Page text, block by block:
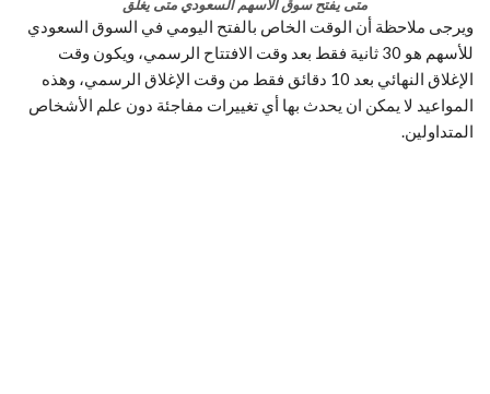
متى يفتح سوق الأسهم السعودي متى يغلق
ويرجى ملاحظة أن الوقت الخاص بالفتح اليومي في السوق السعودي
للأسهم هو 30 ثانية فقط بعد وقت الافتتاح الرسمي، ويكون وقت
الإغلاق النهائي بعد 10 دقائق فقط من وقت الإغلاق الرسمي، وهذه
المواعيد لا يمكن ان يحدث بها أي تغييرات مفاجئة دون علم الأشخاص
المتداولين.